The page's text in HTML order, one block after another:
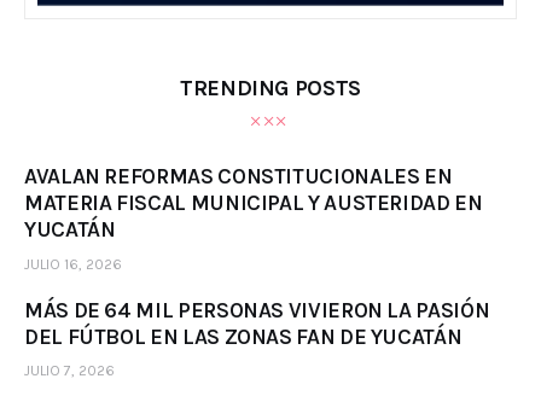
TRENDING POSTS
AVALAN REFORMAS CONSTITUCIONALES EN
MATERIA FISCAL MUNICIPAL Y AUSTERIDAD EN
YUCATÁN
JULIO 16, 2026
MÁS DE 64 MIL PERSONAS VIVIERON LA PASIÓN
DEL FÚTBOL EN LAS ZONAS FAN DE YUCATÁN
JULIO 7, 2026